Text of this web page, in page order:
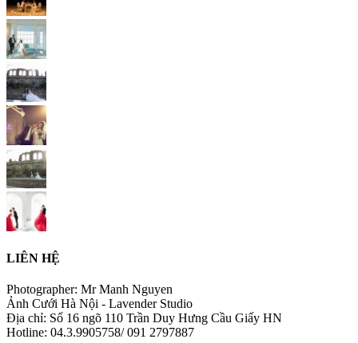
LIÊN HỆ
Photographer: Mr Manh Nguyen
Ảnh Cưới Hà Nội - Lavender Studio
Địa chỉ: Số 16 ngõ 110 Trần Duy Hưng Cầu Giấy HN
Hotline: 04.3.9905758/ 091 2797887